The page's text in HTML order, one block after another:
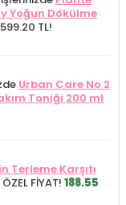
Yoğun Dökülme
599.20 TL!
Urban Care No 2
Toniği 200 ml
Terleme Karşıtı
ÖZEL FİYAT! 188.55